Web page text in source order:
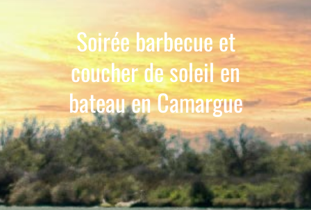
Soirée barbecue et
coucher de soleil en
bateau en Camargue